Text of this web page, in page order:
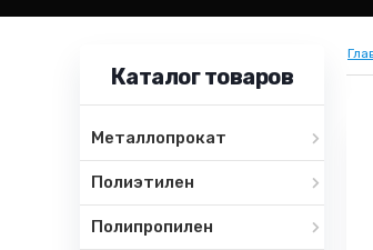
Каталог товаров
Металлопрокат
Полиэтилен
Полипропилен